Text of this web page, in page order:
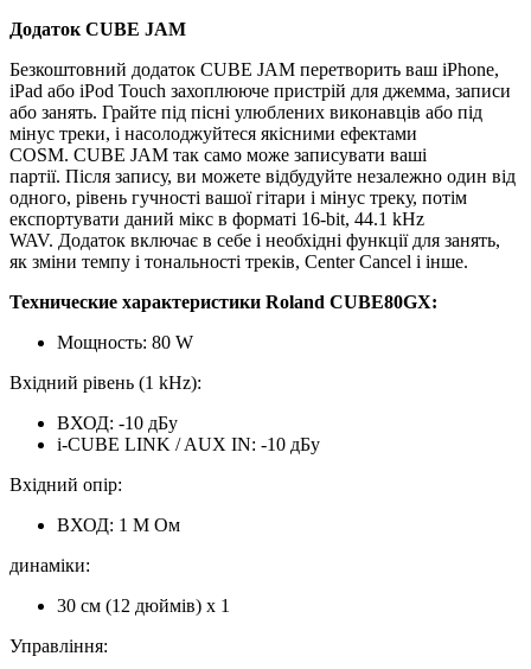
Додаток CUBE JAM
Безкоштовний додаток CUBE JAM перетворить ваш iPhone,
iPad або iPod Touch захоплююче пристрій для джемма, записи
або занять. Грайте під пісні улюблених виконавців або під
мінус треки, і насолоджуйтеся якісними ефектами
COSM. CUBE JAM так само може записувати ваші
партії. Після запису, ви можете відбудуйте незалежно один від
одного, рівень гучності вашої гітари і мінус треку, потім
експортувати даний мікс в форматі 16-bit, 44.1 kHz
WAV. Додаток включає в себе і необхідні функції для занять,
як зміни темпу і тональності треків, Center Cancel і інше.
Технические характеристики Roland CUBE80GX:
Мощность: 80 W
Вхідний рівень (1 kHz):
ВХОД: -10 дБу
i-CUBE LINK / AUX IN: -10 дБу
Вхідний опір:
ВХОД: 1 М Ом
динаміки:
30 см (12 дюймів) x 1
Управління: